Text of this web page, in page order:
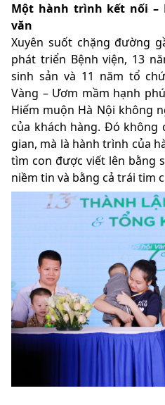
Một hành trình kết nối –
văn
Xuyên suốt chặng đường
phát triển Bệnh viện, 13
sinh sản và 11 năm tổ
Vàng – Ươm mầm hạnh
Hiếm muộn Hà Nội không
của khách hàng. Đó
gian, mà là hành trình của
tìm con được viết lên bằng
niềm tin và bằng cả trái tim